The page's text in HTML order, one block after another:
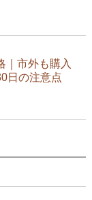
｜市外も購入
日の注意点